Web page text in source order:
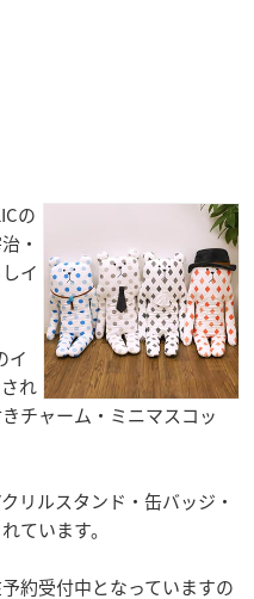
の
・
イ
イ
れ
チャーム・ミニマスコッ
リルスタンド・缶バッジ・
ています。
約受付中となっていますの